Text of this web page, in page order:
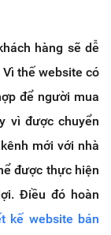
hàng sẽ dễ
thế website có
để người mua
vì được chuyển
mới với nhà
được thực hiện
Điều đó hoàn
kế website bán